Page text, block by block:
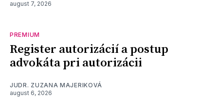
august 7, 2026
PREMIUM
Register autorizácií a postup
advokáta pri autorizácii
JUDR. ZUZANA MAJERIKOVÁ
august 6, 2026